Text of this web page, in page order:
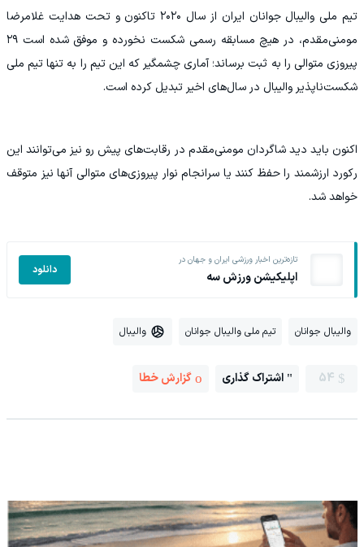
تیم ملی والیبال جوانان ایران از سال ۲۰۲۰ تاکنون و تحت هدایت غلامرضا
مومنی‌مقدم، در هیچ مسابقه رسمی شکست نخورده و موفق شده است ۲۹
پیروزی متوالی را به ثبت برساند؛ آماری چشمگیر که این تیم را به تنها تیم ملی
شکست‌ناپذیر والیبال در سال‌های اخیر تبدیل کرده است.
اکنون باید دید شاگردان مومنی‌مقدم در رقابت‌های پیش رو نیز می‌توانند این
رکورد ارزشمند را حفظ کنند یا سرانجام نوار پیروزی‌های متوالی آنها نیز متوقف
خواهد شد.
تازه‌ترین اخبار ورزشی ایران و جهان در
اپلیکیشن ورزش سه دانلود
والیبال جوانان تیم ملی والیبال جوانان والیبال
54 اشتراک گذاری گزارش خطا